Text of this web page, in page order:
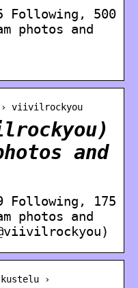
Following, 500
photos and
› viivilrockyou
and
Following, 175
photos and
›